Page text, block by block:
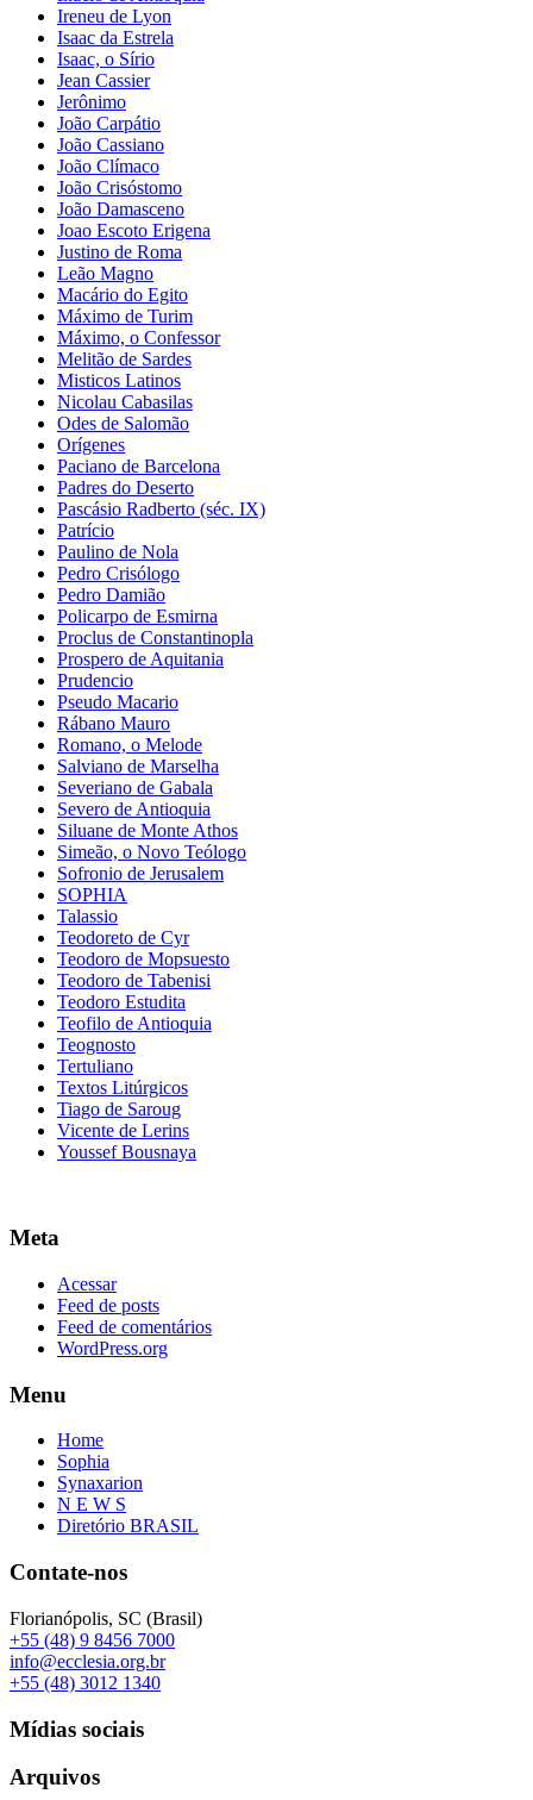
Ireneu de Lyon
Isaac da Estrela
Isaac, o Sírio
Jean Cassier
Jerônimo
João Carpátio
João Cassiano
João Clímaco
João Crisóstomo
João Damasceno
Joao Escoto Erigena
Justino de Roma
Leão Magno
Macário do Egito
Máximo de Turim
Máximo, o Confessor
Melitão de Sardes
Misticos Latinos
Nicolau Cabasilas
Odes de Salomão
Orígenes
Paciano de Barcelona
Padres do Deserto
Pascásio Radberto (séc. IX)
Patrício
Paulino de Nola
Pedro Crisólogo
Pedro Damião
Policarpo de Esmirna
Proclus de Constantinopla
Prospero de Aquitania
Prudencio
Pseudo Macario
Rábano Mauro
Romano, o Melode
Salviano de Marselha
Severiano de Gabala
Severo de Antioquia
Siluane de Monte Athos
Simeão, o Novo Teólogo
Sofronio de Jerusalem
SOPHIA
Talassio
Teodoreto de Cyr
Teodoro de Mopsuesto
Teodoro de Tabenisi
Teodoro Estudita
Teofilo de Antioquia
Teognosto
Tertuliano
Textos Litúrgicos
Tiago de Saroug
Vicente de Lerins
Youssef Bousnaya
Meta
Acessar
Feed de posts
Feed de comentários
WordPress.org
Menu
Home
Sophia
Synaxarion
N E W S
Diretório BRASIL
Contate-nos
Florianópolis, SC (Brasil)
+55 (48) 9 8456 7000
info@ecclesia.org.br
+55 (48) 3012 1340
Mídias sociais
Arquivos